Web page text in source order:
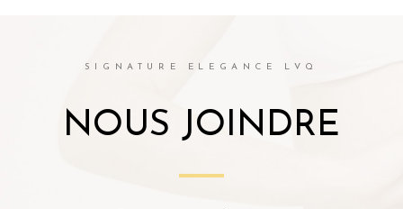
SIGNATURE ELEGANCE LVQ
NOUS JOINDRE